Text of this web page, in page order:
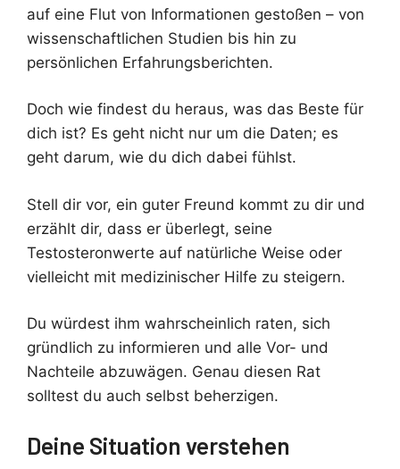
auf eine Flut von Informationen gestoßen – von
wissenschaftlichen Studien bis hin zu
persönlichen Erfahrungsberichten.
Doch wie findest du heraus, was das Beste für
dich ist? Es geht nicht nur um die Daten; es
geht darum, wie du dich dabei fühlst.
Stell dir vor, ein guter Freund kommt zu dir und
erzählt dir, dass er überlegt, seine
Testosteronwerte auf natürliche Weise oder
vielleicht mit medizinischer Hilfe zu steigern.
Du würdest ihm wahrscheinlich raten, sich
gründlich zu informieren und alle Vor- und
Nachteile abzuwägen. Genau diesen Rat
solltest du auch selbst beherzigen.
Deine Situation verstehen